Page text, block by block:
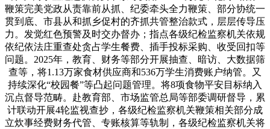
鞭策完美党政从责靠前从抓、纪委牵头全力鞭策、部分协统一
贯到底、市县从和抓乡促村的齐抓共管整治款式，层层传导压
力。发觉红色预警及时交办督办；指点各级纪检监察机关依规
依纪依法庄重查处贪占学生餐费、插手投标采购、收受回扣等
问题。2025年，教育、财务等部分开展抽查、暗访、大数据筛
查等，将1.13万家食材供应商和536万学生消费账户纳管。又
持续深化“校园餐”等凸起问题管理。将8项食物平安目标纳入
沉点督导范畴。赴教育部、市场监管总局等部委调研督导，累
计联动开展4轮监视查抄，各级纪检监察机关鞭策相关部分成
立炊事经费财务代管、专账核算等轨制，各级纪检监察机关将